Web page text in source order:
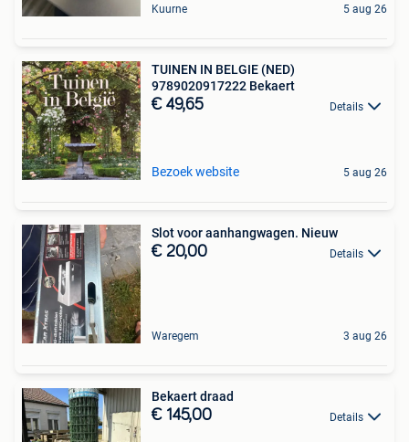
Kuurne 5 aug 26
TUINEN IN BELGIE (NED)
9789020917222 Bekaert
€ 49,65 Details
Bezoek website 5 aug 26
Slot voor aanhangwagen. Nieuw
€ 20,00 Details
Waregem 3 aug 26
Bekaert draad
€ 145,00 Details